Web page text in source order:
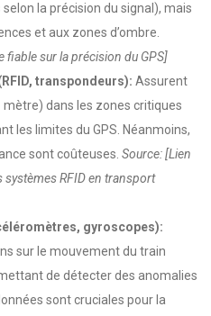
la précision du signal), mais
et aux zones d’ombre.
fiable sur la précision du GPS]
transpondeurs): Assurent
dans les zones critiques
les limites du GPS. Néanmoins,
sont coûteuses. Source: [Lien
systèmes RFID en transport
gyroscopes):
sur le mouvement du train
de détecter des anomalies
sont cruciales pour la